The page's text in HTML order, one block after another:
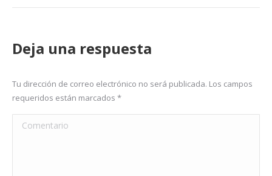
Deja una respuesta
Tu dirección de correo electrónico no será publicada. Los campos
requeridos están marcados *
Comentario